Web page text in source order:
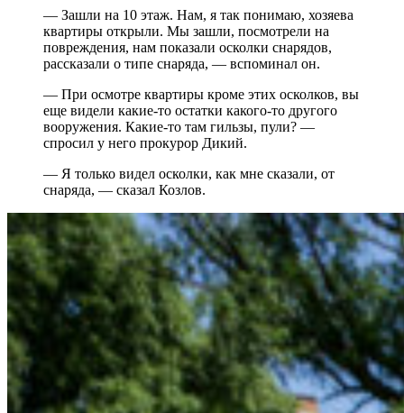
— Зашли на 10 этаж. Нам, я так понимаю, хозяева
квартиры открыли. Мы зашли, посмотрели на
повреждения, нам показали осколки снарядов,
рассказали о типе снаряда, — вспоминал он.
— При осмотре квартиры кроме этих осколков, вы
еще видели какие-то остатки какого-то другого
вооружения. Какие-то там гильзы, пули? —
спросил у него прокурор Дикий.
— Я только видел осколки, как мне сказали, от
снаряда, — сказал Козлов.